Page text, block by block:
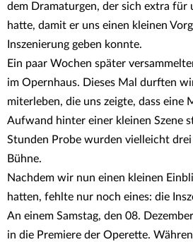
dem Dramaturgen, der sich extra für
hatte, damit er uns einen kleinen
Inszenierung geben konnte.
Ein paar Wochen später
im Opernhaus. Dieses Mal durften
miterleben, die uns zeigte, dass eine
Aufwand hinter einer kleinen Szene
Stunden Probe wurden vielleicht
Bühne.
Nachdem wir nun einen kleinen
hatten, fehlte nur noch eines: die
An einem Samstag, den 08.
in die Premiere der Operette.